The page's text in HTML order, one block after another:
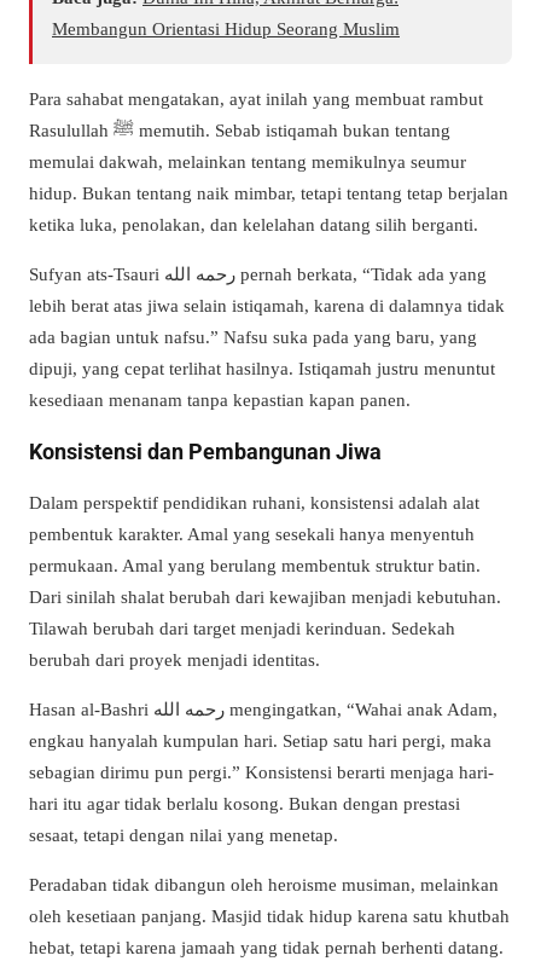
Membangun Orientasi Hidup Seorang Muslim
Para sahabat mengatakan, ayat inilah yang membuat rambut
Rasulullah ﷺ memutih. Sebab istiqamah bukan tentang
memulai dakwah, melainkan tentang memikulnya seumur
hidup. Bukan tentang naik mimbar, tetapi tentang tetap berjalan
ketika luka, penolakan, dan kelelahan datang silih berganti.
Sufyan ats-Tsauri رحمه الله pernah berkata, “Tidak ada yang
lebih berat atas jiwa selain istiqamah, karena di dalamnya tidak
ada bagian untuk nafsu.” Nafsu suka pada yang baru, yang
dipuji, yang cepat terlihat hasilnya. Istiqamah justru menuntut
kesediaan menanam tanpa kepastian kapan panen.
Konsistensi dan Pembangunan Jiwa
Dalam perspektif pendidikan ruhani, konsistensi adalah alat
pembentuk karakter. Amal yang sesekali hanya menyentuh
permukaan. Amal yang berulang membentuk struktur batin.
Dari sinilah shalat berubah dari kewajiban menjadi kebutuhan.
Tilawah berubah dari target menjadi kerinduan. Sedekah
berubah dari proyek menjadi identitas.
Hasan al-Bashri رحمه الله mengingatkan, “Wahai anak Adam,
engkau hanyalah kumpulan hari. Setiap satu hari pergi, maka
sebagian dirimu pun pergi.” Konsistensi berarti menjaga hari-
hari itu agar tidak berlalu kosong. Bukan dengan prestasi
sesaat, tetapi dengan nilai yang menetap.
Peradaban tidak dibangun oleh heroisme musiman, melainkan
oleh kesetiaan panjang. Masjid tidak hidup karena satu khutbah
hebat, tetapi karena jamaah yang tidak pernah berhenti datang.